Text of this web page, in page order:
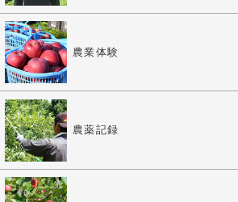
農業体験
農薬記録